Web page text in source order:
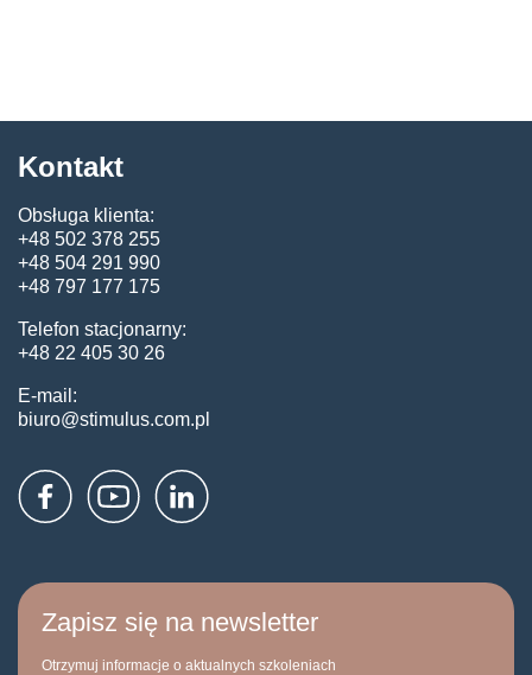
Kontakt
Obsługa klienta:
+48 502 378 255
+48 504 291 990
+48 797 177 175
Telefon stacjonarny:
+48 22 405 30 26
E-mail:
biuro@stimulus.com.pl
Zapisz się na newsletter
Otrzymuj informacje o aktualnych szkoleniach